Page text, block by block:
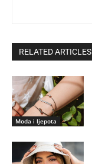
RELATED ARTICLES
Moda i ljepota